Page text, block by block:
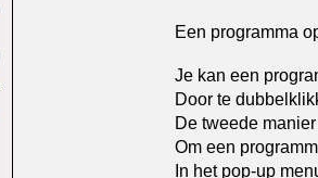
Een programma
Je kan een
Door te
De tweede
Om een
In het pop-up